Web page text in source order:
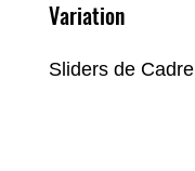
Variation
Sliders de Cadre